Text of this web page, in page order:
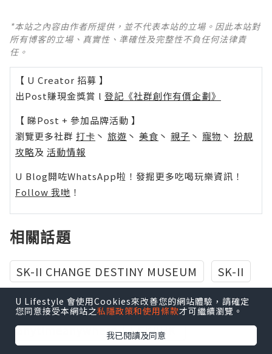
*本站之內容由作者所提供，並不代表本站的立場。因此本站對
所有博客的立場、真實性、準確性及完整性不負任何法律責
任。
【 U Creator 招募 】
出Post賺現金獎賞 l 登記《社群創作有價企劃》
【 睇Post + 參加品牌活動 】
瀏覽更多社群 打卡 丶 旅遊 丶 美食 丶 親子 丶 寵物 丶 扮靚
攻略及 活動情報
U Blog開咗WhatsApp啦！發掘更多吃喝玩樂資訊！
Follow 我哋 ！
相關話題
SK-II CHANGE DESTINY MUSEUM
SK-II
sk2
beautydayandnight
anytimeanywhere
SKIIHK‬ ‪
U Lifestyle 會使用Cookies來改善您的網站體驗，請確定
您同意接受本網站之私隱政策和使用條款才可繼續瀏覽。
我已閱讀及同意